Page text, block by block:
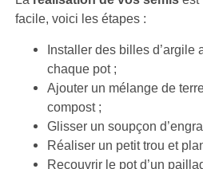
facile, voici les étapes :
Installer des billes d’argile
chaque pot ;
Ajouter un mélange de
compost ;
Glisser un soupçon
Réaliser un petit trou et
Recouvrir le pot d’un